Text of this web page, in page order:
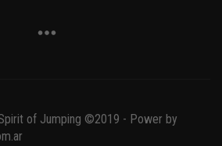
of Jumping ©2019 - Power by